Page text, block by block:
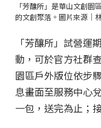
「芳釀所」是華山文創
的文創聚落。圖片來源｜
「芳釀所」試營運
動，可於官方社群
園區戶外版位依步
息畫面至服務中心
一包，送完為止；